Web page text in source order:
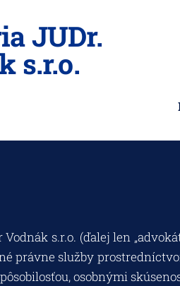
JUDr.
s.r.o.
s.r.o. (ďalej len
služby
osobnými